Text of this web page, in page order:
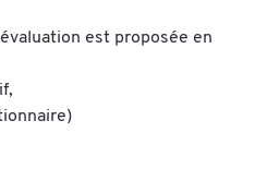
est proposée en